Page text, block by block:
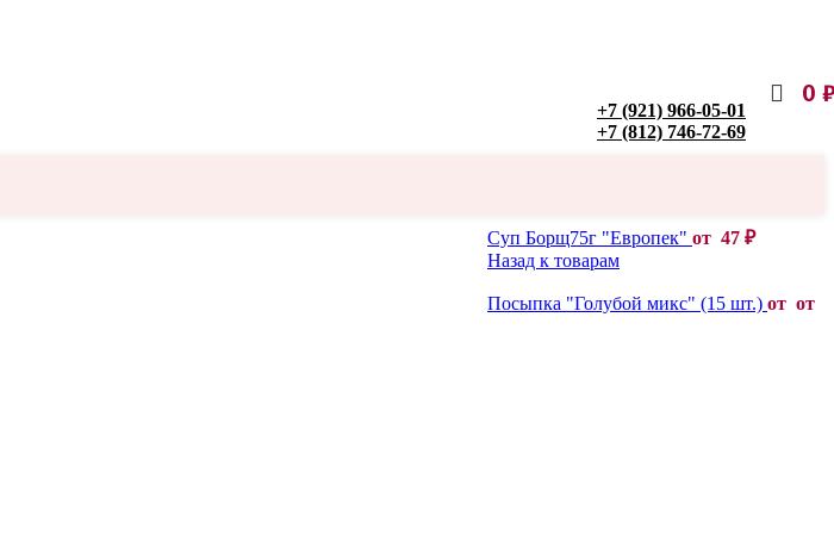
+7 (921) 966-05-01
+7 (812) 746-72-69
0
Суп Борщ75г "Европек" от 47 ₽
Назад к товарам
Посыпка "Голубой микс" (15 шт.) от от